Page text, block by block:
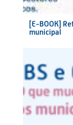
[E-BOOK]
municipal